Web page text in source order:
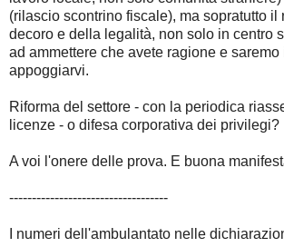
(rilascio scontrino fiscale), ma sopratutto il
decoro e della legalità, non solo in centro
ad ammettere che avete ragione e saremo
appoggiarvi.
Riforma del settore - con la periodica
licenze - o difesa corporativa dei privilegi?
A voi l'onere delle prova. E buona
-----------------------------------
I numeri dell'ambulantato nelle